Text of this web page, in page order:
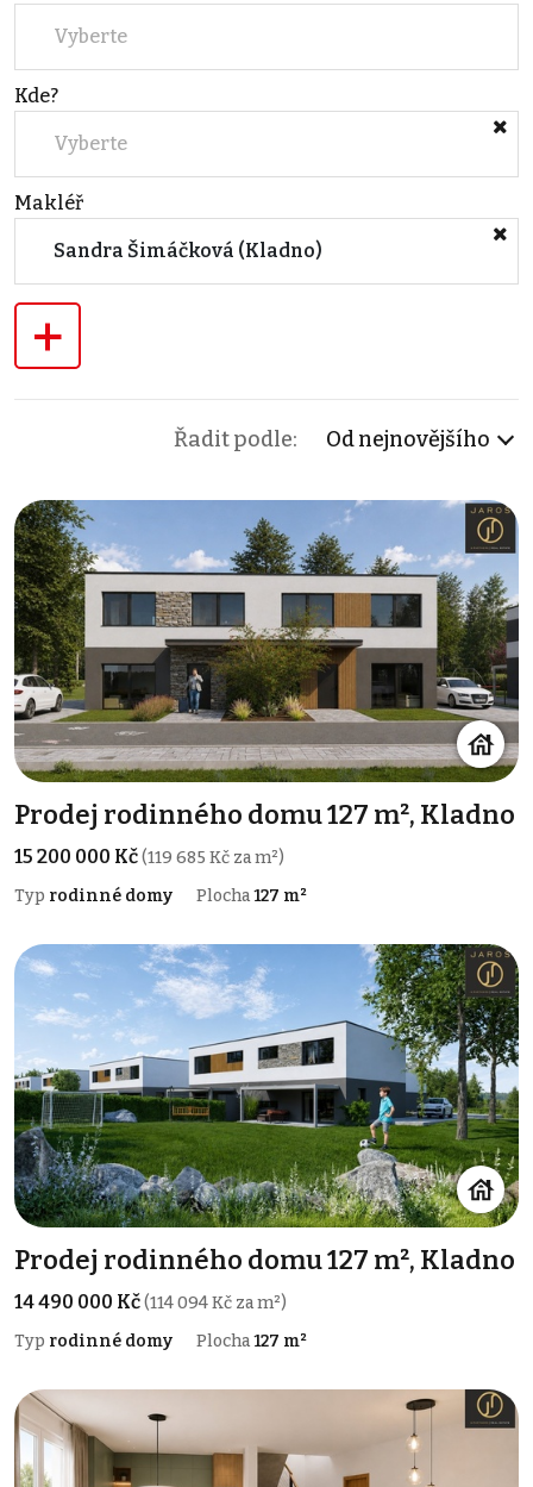
Vyberte
Kde?
Vyberte
Makléř
Sandra Šimáčková (Kladno)
+
Řadit podle: Od nejnovějšího
Prodej rodinného domu 127 m², Kladno
15 200 000 Kč(119 685 Kč za m²)
Typ rodinné domy Plocha127 m²
Prodej rodinného domu 127 m², Kladno
14 490 000 Kč(114 094 Kč za m²)
Typ rodinné domy Plocha127 m²